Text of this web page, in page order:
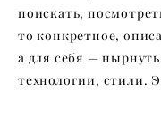
поискать,
то конкретное,
а для себя —
технологии, стили.